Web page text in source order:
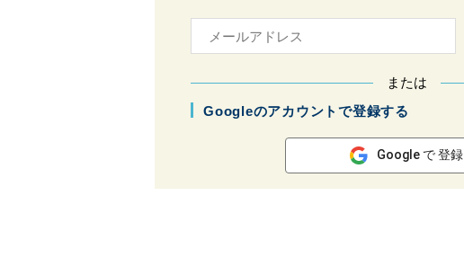
または
Googleのアカウントで登録する
Google で 登録